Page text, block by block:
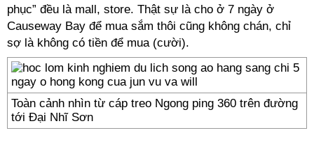
phục” đều là mall, store. Thật sự là cho ở 7 ngày ở
Causeway Bay để mua sắm thôi cũng không chán, chỉ
sợ là không có tiền để mua (cười).
Toàn cảnh nhìn từ cáp treo Ngong ping 360 trên đường
tới Đại Nhĩ Sơn